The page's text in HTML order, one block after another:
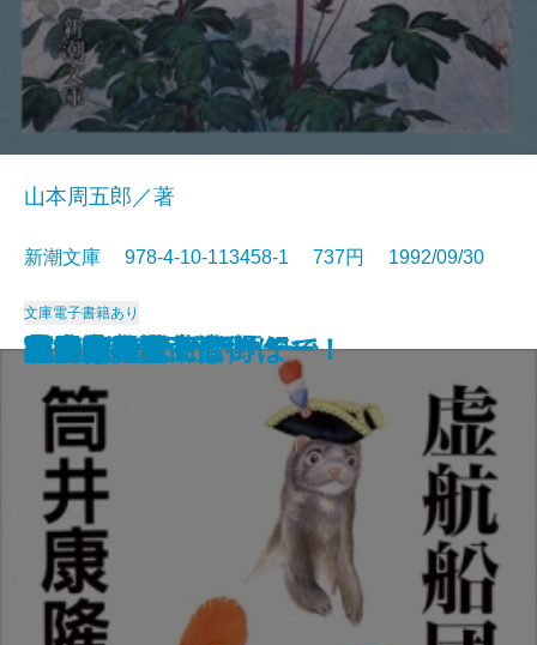
本を読む女
魔術はささやく
クラインの壺
ベルリン飛行指令
こんなふうに死にたい
どんぐり民話館
賊将
夢のように日は過ぎて
マキアヴェッリ語録
与之助の花
山本周五郎／著
新潮文庫 978-4-10-113458-1 737円 1992/09/30
文庫電子書籍あり
虚航船団
井上成美
海馬
村上朝日堂 はいほー！
本居宣長〔上〕
本居宣長〔下〕
高円寺純情商店街
原っぱ
風雲海南記
状況曲線〔上〕